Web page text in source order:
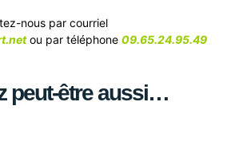
nous par courriel
ou par téléphone 09.65.24.95.49
peut-être aussi…